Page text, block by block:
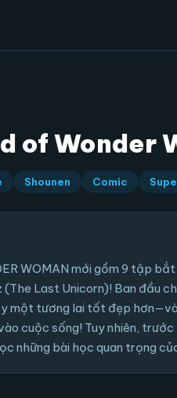
of Wonder
Shounen Comic
WOMAN mới gồm 9 tập
(The Last Unicorn)! Ban đầu
một tương lai tốt đẹp
cuộc sống! Tuy nhiên,
những bài học quan trọng